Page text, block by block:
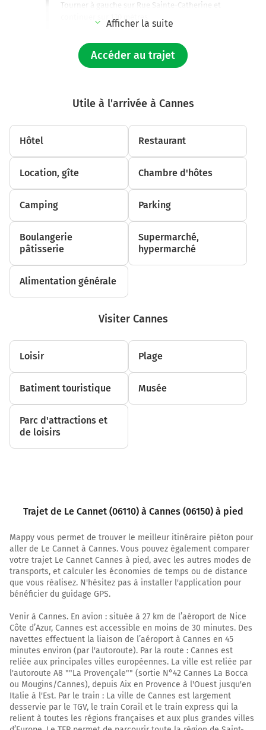
Tourner à gauche sur Rue Sainte-Catherine et
continuer sur 130 mètres
Tourner à droite sur Passage Sainte-Catherine et
(Boulevard Sadi Carnot) et continuer sur 550 mètres
Au rond-point, prendre la 2ème sortie sur Boulevard
Sadi Carnot et continuer sur 1,5 kilomètre
Tourner légèrement à gauche sur Boulevard Carnot et
continuer sur 10 mètres
2,6 km
Tourner légèrement à droite sur Rue du Maréchal Joffre
et continuer sur 120 mètres
2,6 km
Tourner légèrement à droite sur Rue Meynadier et
2,8 km
Tourner légèrement à gauche sur Rue de la Boucherie
et continuer sur 40 mètres
Continuer Rue Coste-Corail sur 15 mètres
3,3 km
Tourner légèrement à gauche sur Rue Coste-Corail et
continuer sur 25 mètres
3,3 km
Tourner à gauche sur Traverse de l'Église et continuer
sur 20 mètres
3,3 km
Afficher la suite
Accéder au trajet
Utile à l'arrivée à Cannes
Hôtel Restaurant
Location, gîte Chambre d'hôtes
Camping Parking
Boulangerie
pâtisserie
Supermarché,
hypermarché
Alimentation générale
Visiter Cannes
Loisir Plage
Batiment touristique Musée
Parc d'attractions et
de loisirs
Trajet de Le Cannet (06110) à Cannes (06150) à pied
Mappy vous permet de trouver le meilleur itinéraire piéton pour
aller de Le Cannet à Cannes. Vous pouvez également comparer
votre trajet Le Cannet Cannes à pied, avec les autres modes de
transports, et calculer les économies de temps ou de distance
que vous réalisez. N'hésitez pas à installer l'application pour
bénéficier du guidage GPS.
Venir à Cannes. En avion : située à 27 km de l’aéroport de Nice
Côte d’Azur, Cannes est accessible en moins de 30 minutes. Des
navettes effectuent la liaison de l’aéroport à Cannes en 45
minutes environ (par l'autoroute). Par la route : Cannes est
reliée aux principales villes européennes. La ville est reliée par
l'autoroute A8 ""La Provençale"" (sortie N°42 Cannes La Bocca
ou Mougins/Cannes), depuis Aix en Provence à l'Ouest jusqu'en
Italie à l'Est. Par le train : La ville de Cannes est largement
desservie par le TGV, le train Corail et le train express qui la
relient à toutes les régions françaises et aux plus grandes villes